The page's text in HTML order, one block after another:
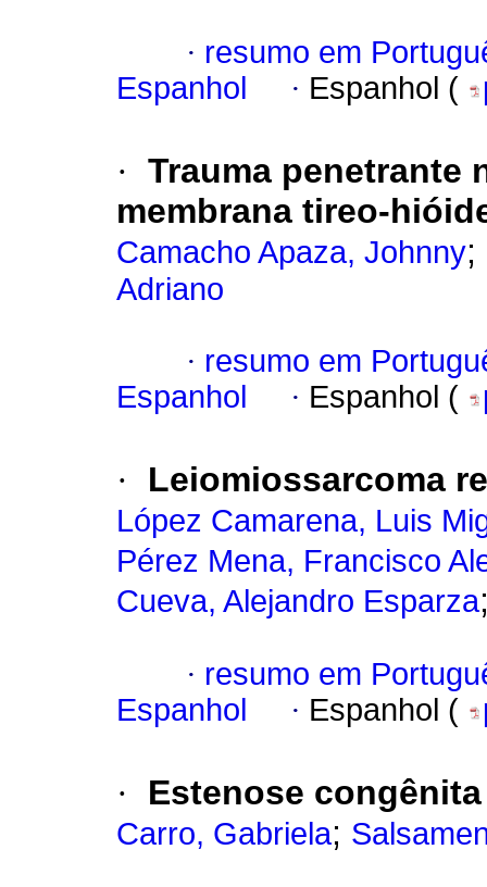
· resumo em
Espanhol
· Espanhol (
· Trauma penetrante
membrana tireo-
Camacho Apaza, Johnny;
Adriano
· resumo em
Espanhol
· Espanhol (
· Leiomiossarcoma
López Camarena, Luis
Pérez Mena, Francisco
Cueva, Alejandro Esparza
· resumo em
Espanhol
· Espanhol (
· Estenose
Carro, Gabriela;